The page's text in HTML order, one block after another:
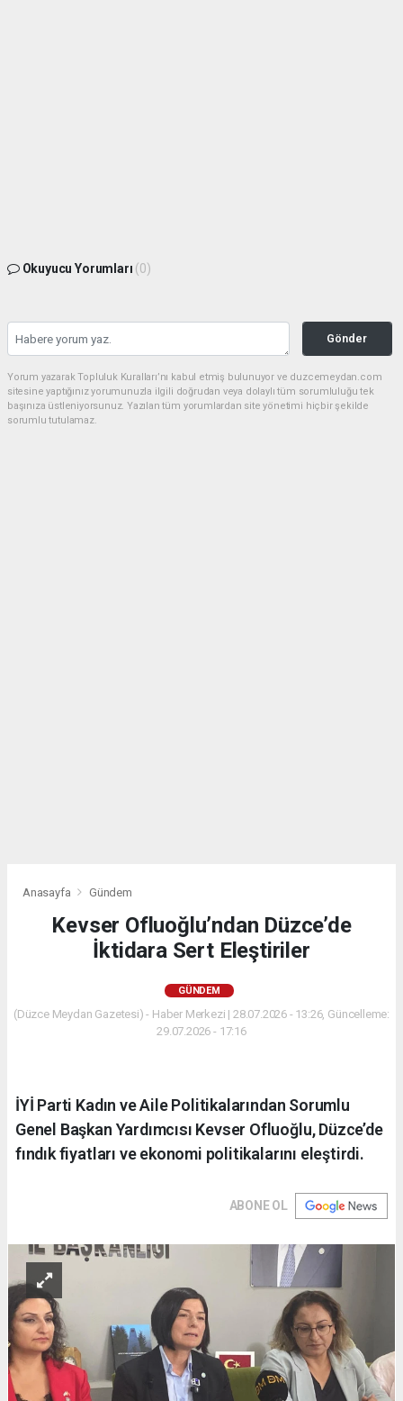
Okuyucu Yorumları (0)
Gönder
Yorum yazarak Topluluk Kuralları’nı kabul etmiş bulunuyor ve duzcemeydan.com
sitesine yaptığınız yorumunuzla ilgili doğrudan veya dolaylı tüm sorumluluğu tek
başınıza üstleniyorsunuz. Yazılan tüm yorumlardan site yönetimi hiçbir şekilde
sorumlu tutulamaz.
Anasayfa Gündem
Kevser Ofluoğlu’ndan Düzce’de
İktidara Sert Eleştiriler
GÜNDEM
(Düzce Meydan Gazetesi) - Haber Merkezi | 28.07.2026 - 13:26, Güncelleme:
29.07.2026 - 17:16
İYİ Parti Kadın ve Aile Politikalarından Sorumlu
Genel Başkan Yardımcısı Kevser Ofluoğlu, Düzce’de
fındık fiyatları ve ekonomi politikalarını eleştirdi.
ABONE OL